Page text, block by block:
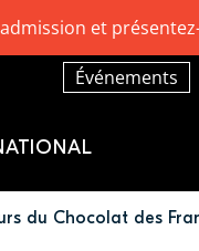
du Chocolat des
Événements
et